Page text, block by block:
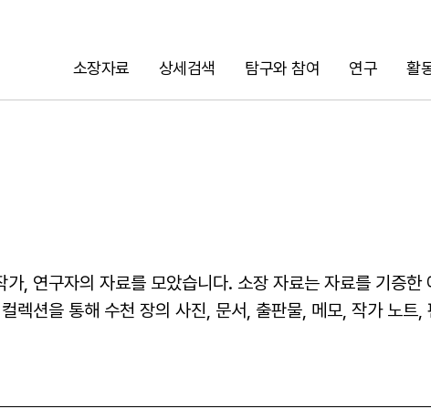
소장자료 상세검색 탐구와 참여 연구 활
검색
, 연구자의 자료를 모았습니다. 소장 자료는 자료를 기증
렉션을 통해 수천 장의 사진, 문서, 출판물, 메모, 작가 노트